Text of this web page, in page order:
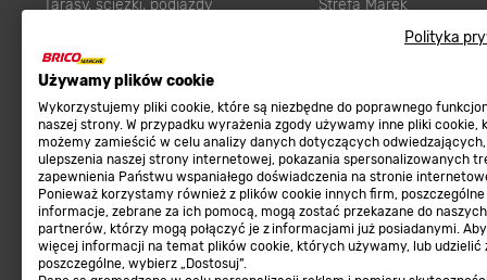
Polityka
Używamy plików cookie
Wykorzystujemy pliki cookie, które są niezbędne do poprawnego
naszej strony. W przypadku wyrażenia zgody używamy inne pliki cookie,
możemy zamieścić w celu analizy danych dotyczących odwiedzających,
ulepszenia naszej strony internetowej, pokazania spersonalizowanych
zapewnienia Państwu wspaniałego doświadczenia na stronie
Ponieważ korzystamy również z plików cookie innych firm, poszczególne
informacje, zebrane za ich pomocą, mogą zostać przekazane do naszych
partnerów, którzy mogą połączyć je z informacjami już posiadanymi.
więcej informacji na temat plików cookie, których używamy, lub udzielić
poszczególne, wybierz „Dostosuj”.
Podłoża i ziemie do ogrodu
Ogród
Farby wewnętrzne białe
Elektryka
Panele
Elektronarzędzia
Płytki
Panele podłogowe
Zgłoś błąd
zgodności towaru z
Program Brico PRO
Regulaminy
Regulaminy